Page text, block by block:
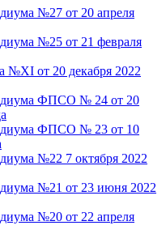
№27 от 20 апреля
№25 от 21 февраля
№XI от 20 декабря 2022
ФПСО № 24 от 20
ФПСО № 23 от 10
№22 7 октября 2022
№21 от 23 июня 2022
№20 от 22 апреля